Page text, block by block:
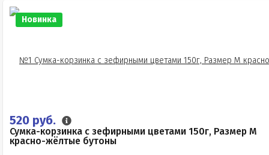
Новинка
520 руб.
Сумка-корзинка с зефирными цветами 150г, Размер М
красно-жёлтые бутоны